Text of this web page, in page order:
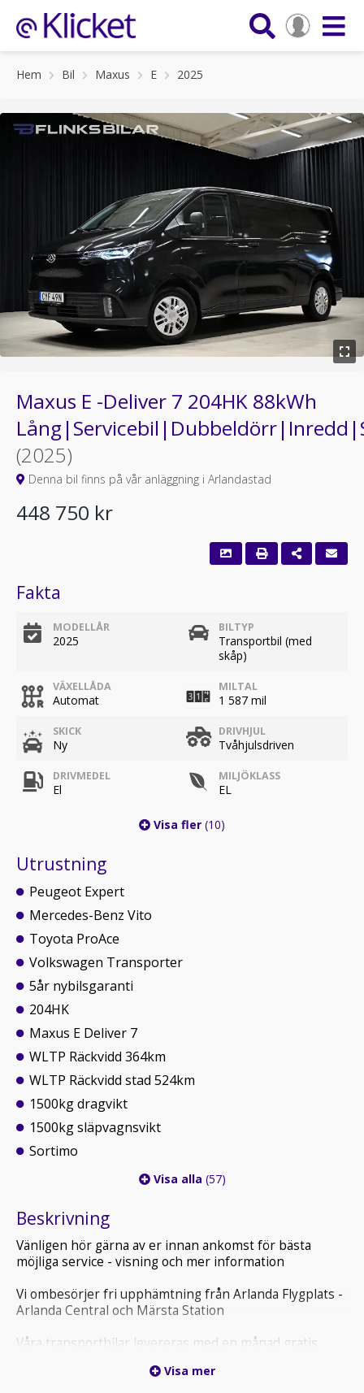
Hem Bil Maxus E 2025
Maxus E -Deliver 7 204HK 88kWh
(2025)
Denna bil finns på vår anläggning i Arlandastad
448 750 kr
Fakta
MODELLÅR
2025
BILTYP
Transportbil (med
skåp)
VÄXELLÅDA
Automat
MILTAL
1 587 mil
SKICK
Ny
DRIVHJUL
Tvåhjulsdriven
DRIVMEDEL
El
MILJÖKLASS
EL
Visa fler (10)
Utrustning
Peugeot Expert
Mercedes-Benz Vito
Toyota ProAce
Volkswagen Transporter
5år nybilsgaranti
204HK
Maxus E Deliver 7
WLTP Räckvidd 364km
WLTP Räckvidd stad 524km
1500kg dragvikt
1500kg släpvagnsvikt
Sortimo
Visa alla (57)
Beskrivning
Vänligen hör gärna av er innan ankomst för bästa
möjliga service - visning och mer information
Vi ombesörjer fri upphämtning från Arlanda Flygplats -
Arlanda Central och Märsta Station
Våra transportbilar levereras med en månad gratis
Visa mer